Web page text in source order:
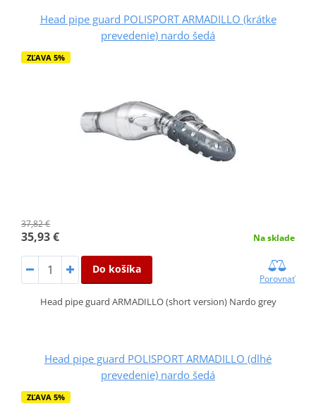
Head pipe guard POLISPORT ARMADILLO (krátke
prevedenie) nardo šedá
ZĽAVA 5%
37,82 €
35,93 € Na sklade
Do košíka
Porovnať
Head pipe guard ARMADILLO (short version) Nardo grey
Head pipe guard POLISPORT ARMADILLO (dlhé
prevedenie) nardo šedá
ZĽAVA 5%